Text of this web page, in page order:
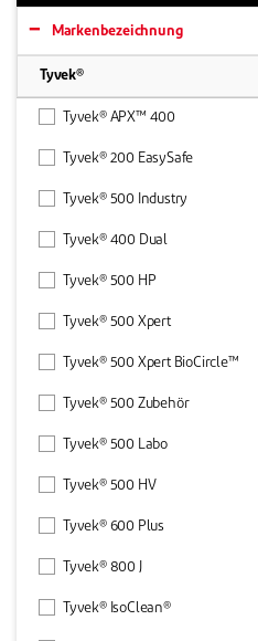
Markenbezeichnung
Tyvek®
Tyvek® APX™ 400
Tyvek® 200 EasySafe
Tyvek® 500 Industry
Tyvek® 400 Dual
Tyvek® 500 HP
Tyvek® 500 Xpert
Tyvek® 500 Xpert BioCircle™
Tyvek® 500 Zubehör
Tyvek® 500 Labo
Tyvek® 500 HV
Tyvek® 600 Plus
Tyvek® 800 J
Tyvek® IsoClean®